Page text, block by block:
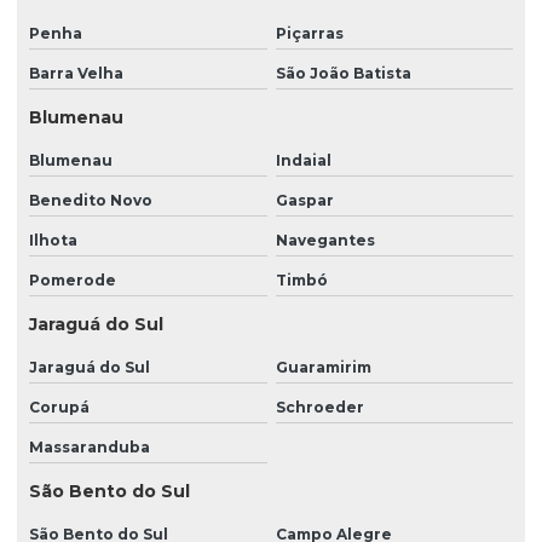
Empresas terceirizadas de portaria e limpeza
Imagens de monitoramento
Imagens de monitoramento por câmeras
Limpeza condomínios escritórios
Limpeza de condomínios preços
Limpeza e conservação de ambientes
Limpeza e conservação de condomínios
Limpeza e portaria
Limpeza predial em condomínio
Penha Piçarras
Barra Velha São João Batista
Blumenau
Blumenau Indaial
Benedito Novo Gaspar
Ilhota Navegantes
Pomerode Timbó
Jaraguá do Sul
Jaraguá do Sul Guaramirim
Corupá Schroeder
Massaranduba
São Bento do Sul
São Bento do Sul Campo Alegre